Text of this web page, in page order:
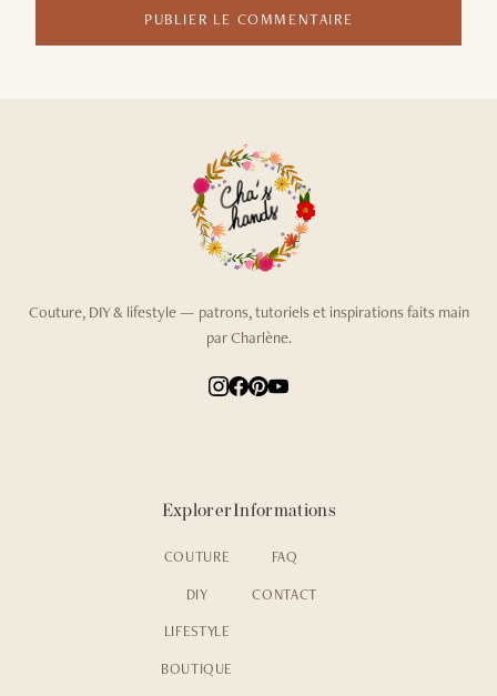
PUBLIER LE COMMENTAIRE
Couture, DIY & lifestyle — patrons, tutoriels et inspirations faits main
par Charlène.
Explorer
COUTURE
DIY
LIFESTYLE
BOUTIQUE
Informations
FAQ
CONTACT